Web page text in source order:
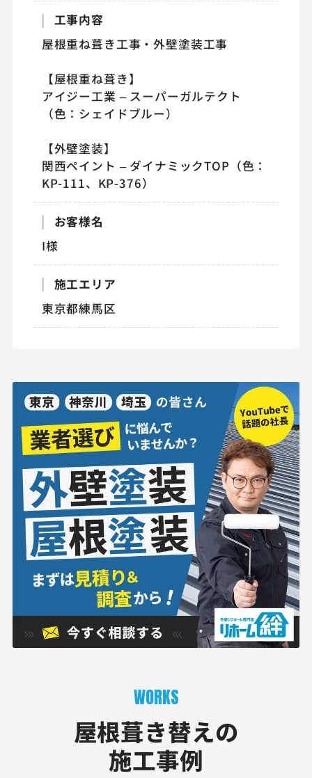
工事内容
屋根重ね葺き工事・外壁塗装工事
【屋根重ね葺き】
アイジー工業 – スーパーガルテクト
（色：シェイドブルー）
【外壁塗装】
関西ペイント – ダイナミックTOP（色：
KP-111、KP-376）
お客様名
I様
施工エリア
東京都練馬区
WORKS
屋根葺き替えの
施工事例